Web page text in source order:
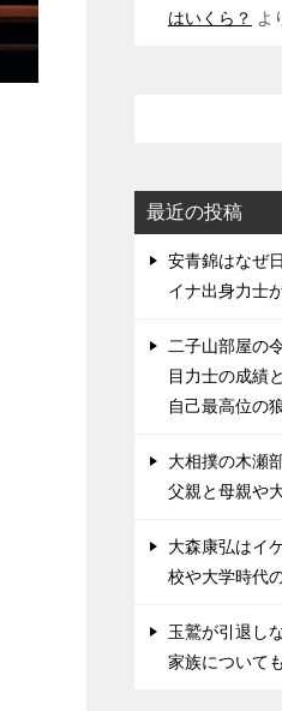
はいくら？ よ
最近の投稿
安青錦はなぜ
イナ出身力士
二子山部屋の
目力士の成績
自己最高位の
大相撲の木瀬
父親と母親や
大森康弘はイ
校や大学時代
玉鷲が引退し
家族について